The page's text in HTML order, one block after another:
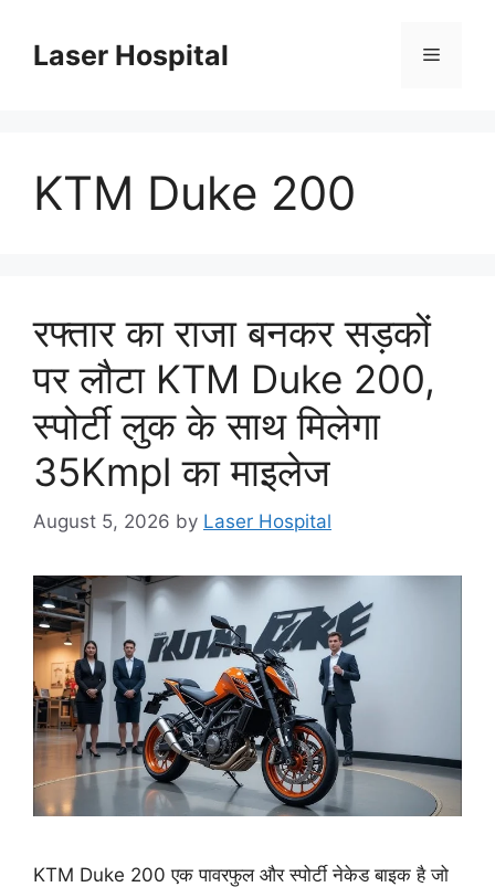
contentLaser Hospital Menu
KTM Duke 200
रफ्तार का राजा बनकर सड़कों
पर लौटा KTM Duke 200,
स्पोर्टी लुक के साथ मिलेगा
35Kmpl का माइलेज
August 5, 2026 by Laser Hospital
KTM Duke 200 एक पावरफुल और स्पोर्टी नेकेड बाइक है जो